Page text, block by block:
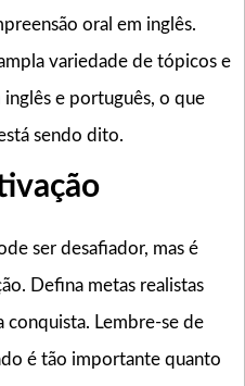
oral em inglês.
variedade de tópicos e
e português, o que
sendo dito.
ser desafiador, mas é
Defina metas realistas
conquista. Lembre-se de
é tão importante quanto